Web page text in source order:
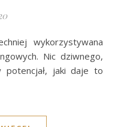
Nic dziwnego,
potencjał, jaki daje to